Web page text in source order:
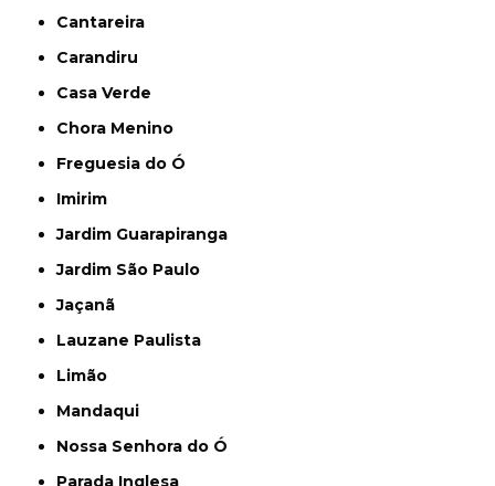
Cantareira
Carandiru
Casa Verde
Chora Menino
Freguesia do Ó
Imirim
Jardim Guarapiranga
Jardim São Paulo
Jaçanã
Lauzane Paulista
Limão
Mandaqui
Nossa Senhora do Ó
Parada Inglesa